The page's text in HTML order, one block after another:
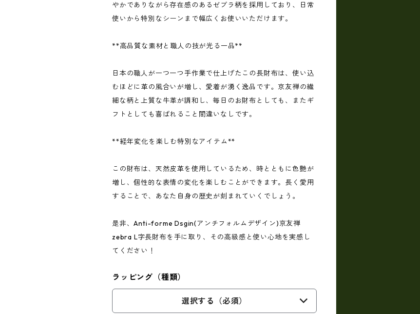
やかでありながら存在感のあるゼブラ柄を採用しており、日常
使いから特別なシーンまで幅広くお使いいただけます。
**高品質な素材と職人の技が光る一品**
日本の職人が一つ一つ手作業で仕上げたこの長財布は、使い込
むほどに革の風合いが増し、愛着が湧く逸品です。京友禅の繊
細な柄と上質な牛革が調和し、毎日のお財布としても、またギ
フトとしても喜ばれること間違いなしです。
**経年変化を楽しむ特別なアイテム**
この財布は、天然皮革を使用しているため、時とともに色艶が
増し、個性的な表情の変化を楽しむことができます。長く愛用
することで、あなた自身の歴史が刻まれていくでしょう。
是非、Anti-forme Dsgin(アンチフォルムデザイン)京友禅
zebra L字長財布を手に取り、その高級感と使い心地を実感し
てください！
ラッピング（種類）
選択する（必須）